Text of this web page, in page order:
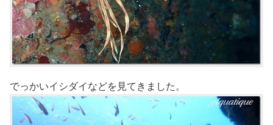
でっかいイシダイなどを見てきました。